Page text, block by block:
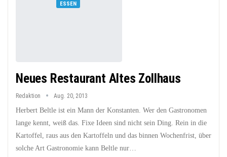
ESSEN
Neues Restaurant Altes Zollhaus
Redaktion Aug. 20, 2013
Herbert Beltle ist ein Mann der Konstanten. Wer den Gastronomen
lange kennt, weiß das. Fixe Ideen sind nicht sein Ding. Rein in die
Kartoffel, raus aus den Kartoffeln und das binnen Wochenfrist, über
solche Art Gastronomie kann Beltle nur…